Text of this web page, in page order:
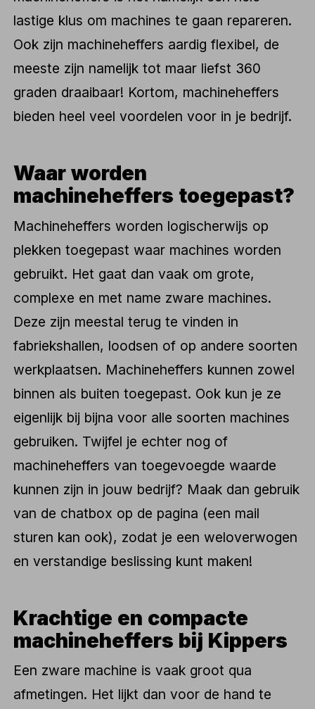
lastige klus om machines te gaan repareren.
Ook zijn machineheffers aardig flexibel, de
meeste zijn namelijk tot maar liefst 360
graden draaibaar! Kortom, machineheffers
bieden heel veel voordelen voor in je bedrijf.
Waar worden
machineheffers toegepast?
Machineheffers worden logischerwijs op
plekken toegepast waar machines worden
gebruikt. Het gaat dan vaak om grote,
complexe en met name zware machines.
Deze zijn meestal terug te vinden in
fabriekshallen, loodsen of op andere soorten
werkplaatsen. Machineheffers kunnen zowel
binnen als buiten toegepast. Ook kun je ze
eigenlijk bij bijna voor alle soorten machines
gebruiken. Twijfel je echter nog of
machineheffers van toegevoegde waarde
kunnen zijn in jouw bedrijf? Maak dan gebruik
van de chatbox op de pagina (een mail
sturen kan ook), zodat je een weloverwogen
en verstandige beslissing kunt maken!
Krachtige en compacte
machineheffers bij Kippers
Een zware machine is vaak groot qua
afmetingen. Het lijkt dan voor de hand te